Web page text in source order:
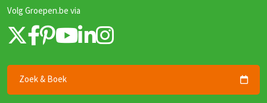
Volg Groepen.be via
Zoek & Boek